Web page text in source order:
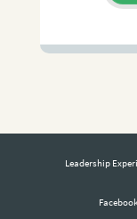
Leadership
Facebook